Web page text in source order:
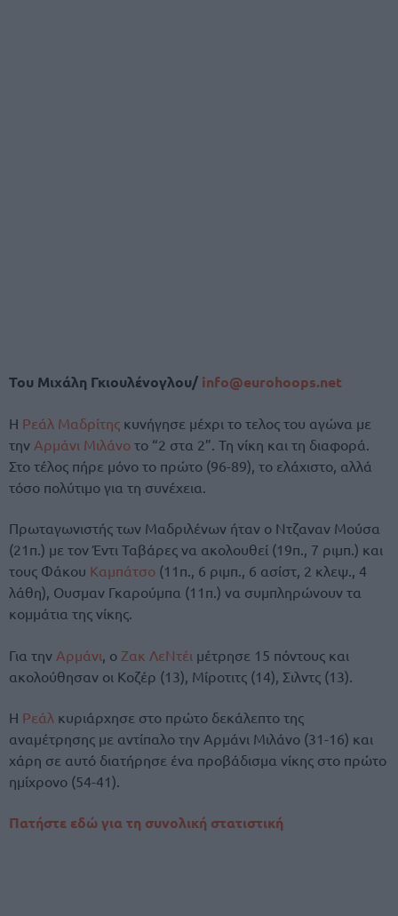
Του Μιχάλη Γκιουλένογλου/ info@eurohoops.net
Η Ρεάλ Μαδρίτης κυνήγησε μέχρι το τελος του αγώνα με
την Αρμάνι Μιλάνο το “2 στα 2”. Τη νίκη και τη διαφορά.
Στο τέλος πήρε μόνο το πρώτο (96-89), το ελάχιστο, αλλά
τόσο πολύτιμο για τη συνέχεια.
Πρωταγωνιστής των Μαδριλένων ήταν ο Ντζαναν Μούσα
(21π.) με τον Έντι Ταβάρες να ακολουθεί (19π., 7 ριμπ.) και
τους Φάκου Καμπάτσο (11π., 6 ριμπ., 6 ασίστ, 2 κλεψ., 4
λάθη), Ουσμαν Γκαρούμπα (11π.) να συμπληρώνουν τα
κομμάτια της νίκης.
Για την Αρμάνι , ο Ζακ ΛεΝτέι μέτρησε 15 πόντους και
ακολούθησαν οι Κοζέρ (13), Μίροτιτς (14), Σιλντς (13).
Η Ρεάλ κυριάρχησε στο πρώτο δεκάλεπτο της
αναμέτρησης με αντίπαλο την Αρμάνι Μιλάνο (31-16) και
χάρη σε αυτό διατήρησε ένα προβάδισμα νίκης στο πρώτο
ημίχρονο (54-41).
Πατήστε εδώ για τη συνολική στατιστική